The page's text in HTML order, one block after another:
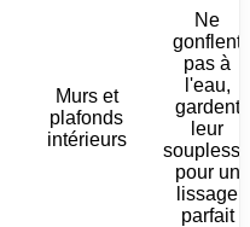
Murs et
plafonds
intérieurs
Ne
gonflent
pas à
l'eau,
gardent
leur
souplesse
pour un
lissage
parfait